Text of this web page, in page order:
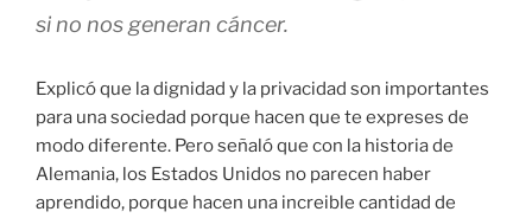
si no nos generan cáncer.
Explicó que la dignidad y la privacidad son importantes
para una sociedad porque hacen que te expreses de
modo diferente. Pero señaló que con la historia de
Alemania, los Estados Unidos no parecen haber
aprendido, porque hacen una increible cantidad de